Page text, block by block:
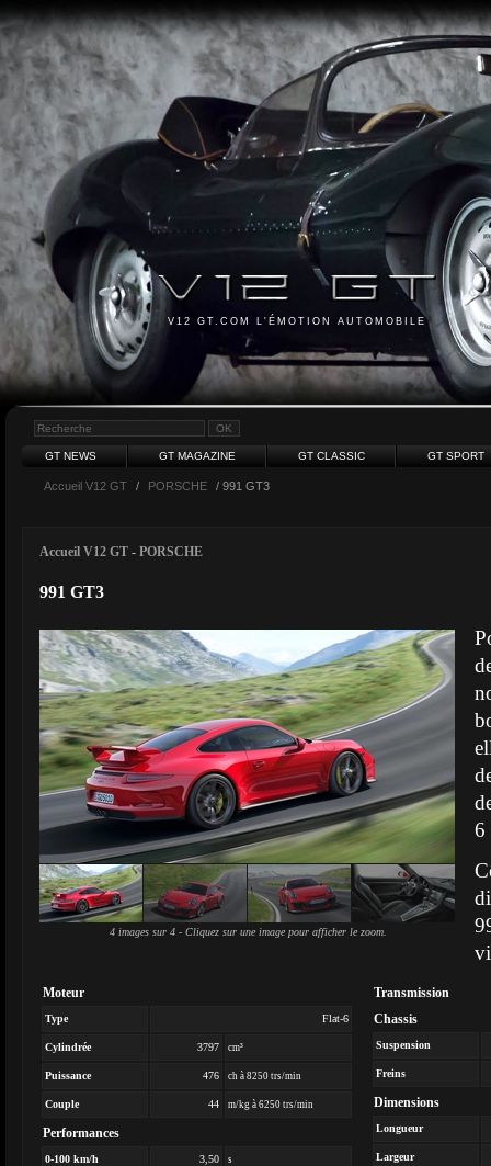
V12 GT.COM L'ÉMOTION AUTOMOBILE
GT NEWS GT MAGAZINE GT CLASSIC GT SPORT
Accueil V12 GT / PORSCHE / 991 GT3
Accueil V12 GT - PORSCHE
991 GT3
4 images sur 4 - Cliquez sur une image pour afficher le zoom.
6
Moteur
Type Flat-6
Cylindrée 3797 cm³
Puissance 476 ch à 8250 trs/min
Couple 44 m/kg à 6250 trs/min
Performances
0-100 km/h 3,50 s
Transmission
Chassis
Suspension
Freins
Dimensions
Longueur
Largeur